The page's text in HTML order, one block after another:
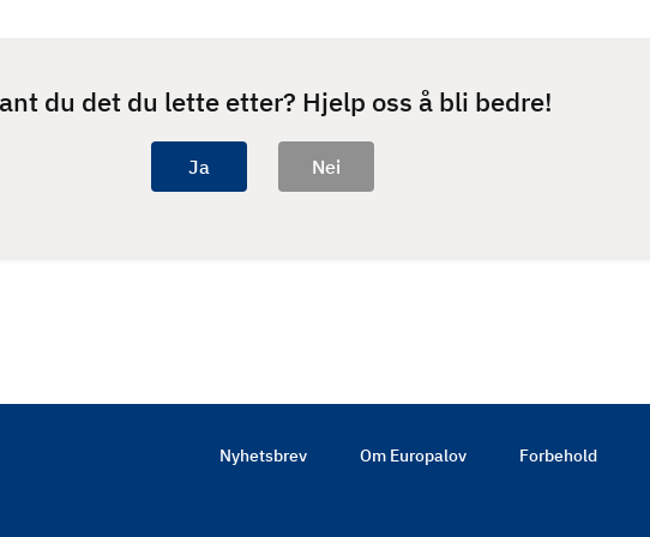
du det du lette etter? Hjelp oss å bli bedre!
Nyhetsbrev Om Europalov Forbehold